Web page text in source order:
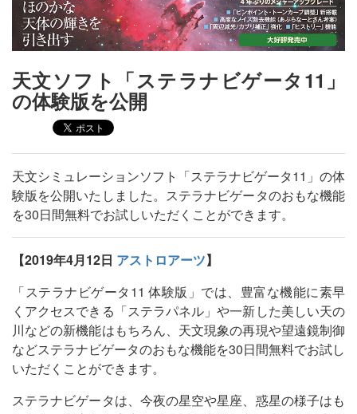
天文ソフト「ステラナビゲータ11」
の体験版を公開
天文シミュレーションソフト「ステラナビゲータ11」の体
験版を公開いたしました。ステラナビゲータのおもな機能
を30日間無料でお試しいただくことができます。
【2019年4月12日 アストロアーツ】
「ステラナビゲータ11 体験版」では、豊富な機能に素早
くアクセスできる「ステラパネル」や一新した美しい天の
川などの新機能はもちろん、天文現象の再現や望遠鏡制御
などステラナビゲータのおもな機能を30日間無料でお試し
いただくことができます。
ステラナビゲータは、今夜の星空や星座、惑星の様子はも